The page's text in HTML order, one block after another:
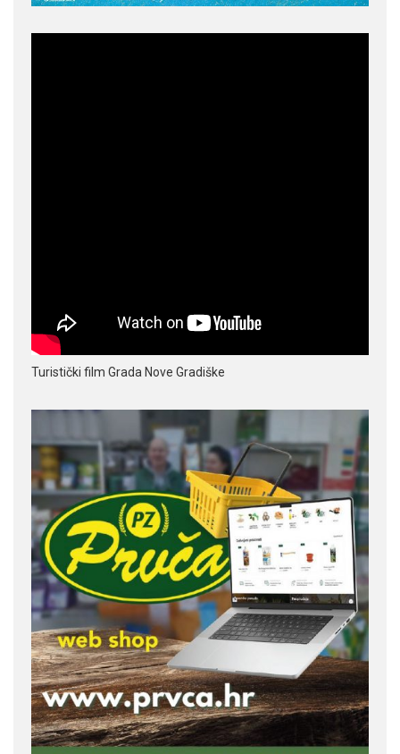
Turistički film Grada Nove Gradiške